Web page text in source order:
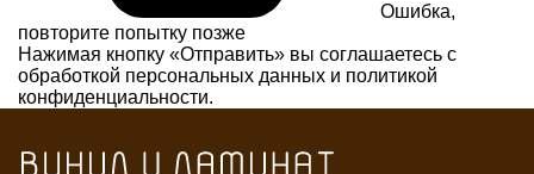
Ошибка,
повторите попытку позже
Нажимая кнопку «Отправить» вы соглашаетесь с
обработкой персональных данных и политикой
конфиденциальности.